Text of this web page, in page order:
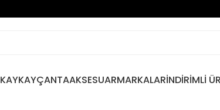
KAYKAYÇANTAAKSESUARMARKALARİNDİRİMLİ